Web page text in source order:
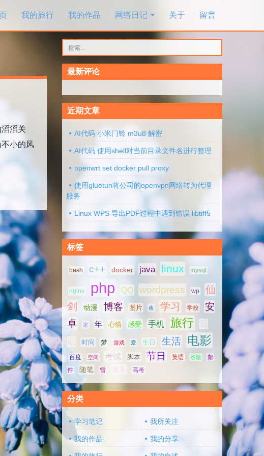
我的旅行 我的作品 网络日记 关于 留言
滔关
小的风
索：
最新评论
近期文章
AI代码 小米门铃 m3u8 解密
AI代码 使用shell对当前目录文件名进行整理
openwrt set docker pull proxy
使用gluetun将公司的openvpn网络转为代理
服务
Linux WPS 导出PDF过程中遇到错误 libtiff5
标签
bash c++ docker java linux mysql
nginx php QQ wordpress wp
仙
剑
动漫 博客 图片 夜 学习 学校
安
卓
家 年 心情 感受 手机 旅行
记 时间 梦 游戏 爱 生日 生活 电影
百度 空间 考试 脚本 节日 英语 谷歌 邮
件 随笔 雪 音乐 高考
分类
学习笔记 我所关注
我的作品 我的分享